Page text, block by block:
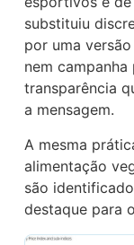
substituiu
por uma
nem
transparência
a mensagem.
A mesma
alimentação
são
destaque para